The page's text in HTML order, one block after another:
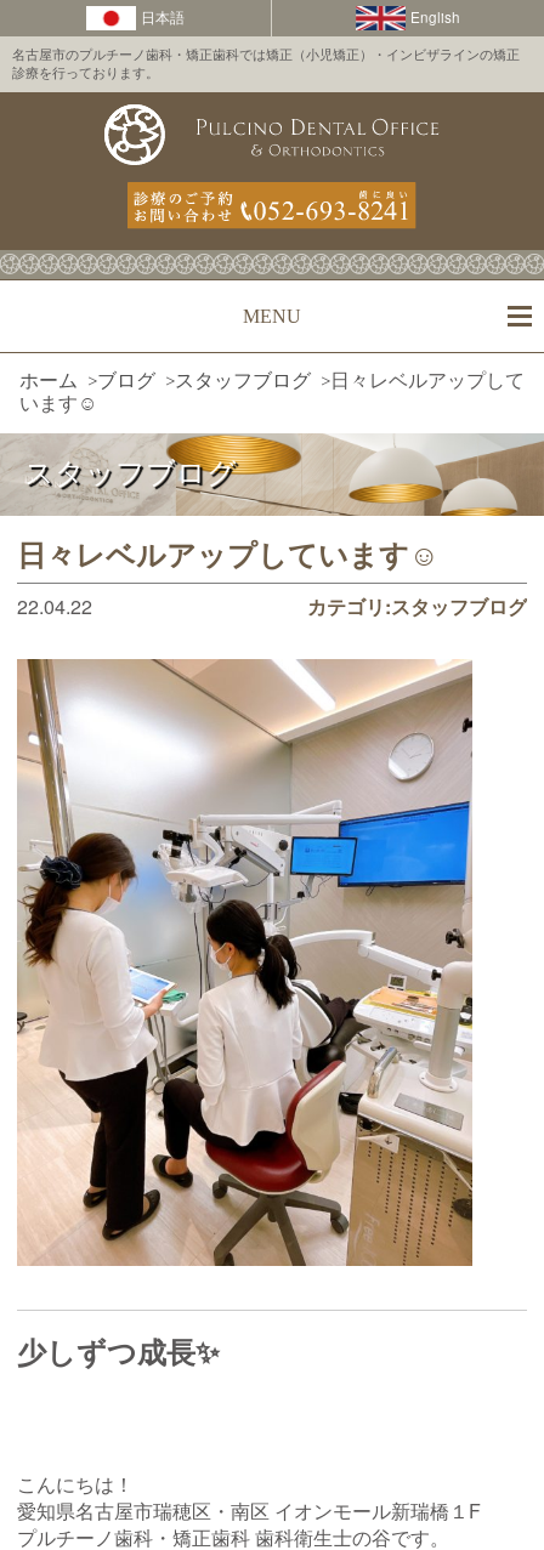
名古屋市のプルチーノ歯科・矯正歯科では矯正（小児矯正）・インビザラインの矯正
診療を行っております。
MENU
ホーム >ブログ >スタッフブログ >日々レベルアップして
います☺️
スタッフブログ
日々レベルアップしています☺️
22.04.22 カテゴリ:スタッフブログ
少しずつ成長✨
こんにちは！
愛知県名古屋市瑞穂区・南区 イオンモール新瑞橋１F
プルチーノ歯科・矯正歯科 歯科衛生士の谷です。